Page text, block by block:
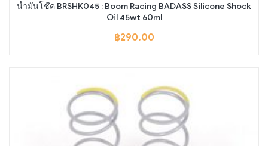
น้ำมันโช๊ค BRSHK045 : Boom Racing BADASS Silicone Shock
Oil 45wt 60ml
฿290.00